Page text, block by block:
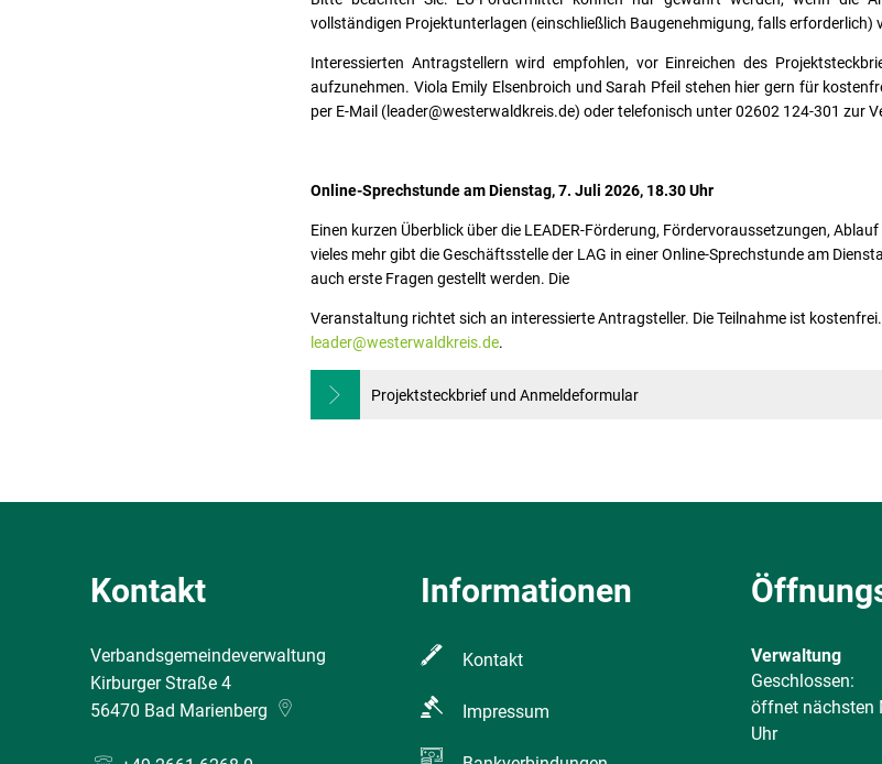
vollständigen Projektunterlagen (einschließlich Baugenehmigung, falls erforderlich)
Interessierten Antragstellern wird empfohlen, vor Einreichen des
aufzunehmen. Viola Emily Elsenbroich und Sarah Pfeil stehen hier gern für
per E-Mail (leader@westerwaldkreis.de) oder telefonisch unter 02602 124-301 zur
Online-Sprechstunde am Dienstag, 7. Juli 2026, 18.30 Uhr
Einen kurzen Überblick über die LEADER-Förderung, Fördervoraussetzungen,
vieles mehr gibt die Geschäftsstelle der LAG in einer Online-Sprechstunde am
auch erste Fragen gestellt werden. Die
Veranstaltung richtet sich an interessierte Antragsteller. Die Teilnahme ist
leader@westerwaldkreis.de.
Projektsteckbrief und Anmeldeformular
Kontakt
Verbandsgemeindeverwaltung
Kirburger Straße 4
56470 Bad Marienberg
Informationen
Kontakt
Impressum
Verwaltung
Klicken, um
Geschlossen:
öffnet nächsten
Uhr